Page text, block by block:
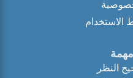
الاستخدام
النظر